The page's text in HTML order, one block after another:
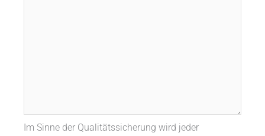
Im Sinne der Qualitätssicherung wird jeder